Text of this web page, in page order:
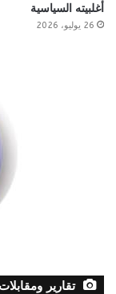
أغلبيته السياسية
26 يوليو، 2026
تقارير